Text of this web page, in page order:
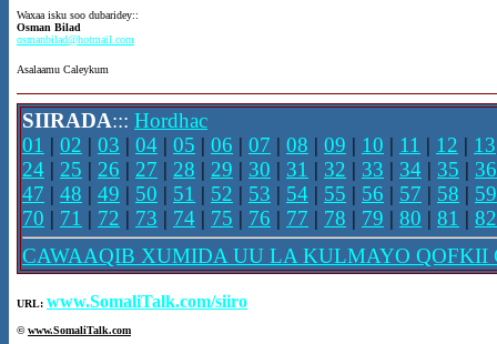
Waxaa isku soo dubaridey::
Osman Bilad
osmanbilad@hotmail.com
Asalaamu Caleykum
SIIRADA::: Hordhac
01 | 02 | 03 | 04 | 05 | 06 | 07 | 08 | 09 | 10 | 11 | 12 | 13
24 | 25 | 26 | 27 | 28 | 29 | 30 | 31 | 32 | 33 | 34 | 35 | 36
47 | 48 | 49 | 50 | 51 | 52 | 53 | 54 | 55 | 56 | 57 | 58 | 59
70 | 71 | 72 | 73 | 74 | 75 | 76 | 77 | 78 | 79 | 80 | 81 | 82
CAWAAQIB XUMIDA UU LA KULMAYO QOFKII
URL: www.SomaliTalk.com/siiro
©www.SomaliTalk.com